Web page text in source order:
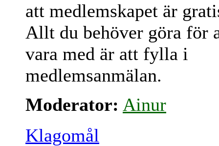
att medlemskapet är
Allt du behöver göra för
vara med är att fylla i
medlemsanmälan.
Moderator: Ainur
Klagomål